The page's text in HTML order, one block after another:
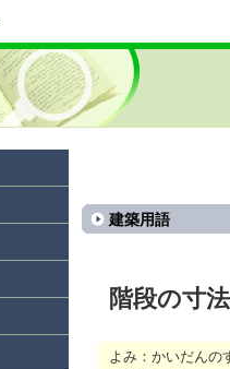
建築用語
階段の寸法
よみ：かいだんの